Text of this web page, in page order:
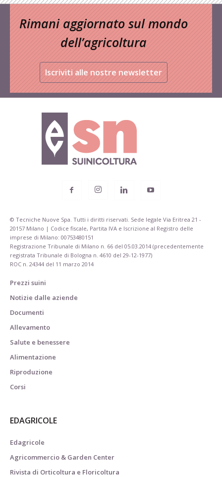
Rimani aggiornato sul mondo
dell’agricoltura
Iscriviti alle nostre newsletter
© Tecniche Nuove Spa. Tutti i diritti riservati. Sede legale Via Eritrea 21 -
20157 Milano | Codice fiscale, Partita IVA e Iscrizione al Registro delle
imprese di Milano: 00753480151
Registrazione Tribunale di Milano n. 66 del 05.03.2014 (precedentemente
registrata Tribunale di Bologna n. 4610 del 29-12-1977)
ROC n. 24344 del 11 marzo 2014
Prezzi suini
Notizie dalle aziende
Documenti
Allevamento
Salute e benessere
Alimentazione
Riproduzione
Corsi
EDAGRICOLE
Edagricole
Agricommercio & Garden Center
Rivista di Orticoltura e Floricoltura